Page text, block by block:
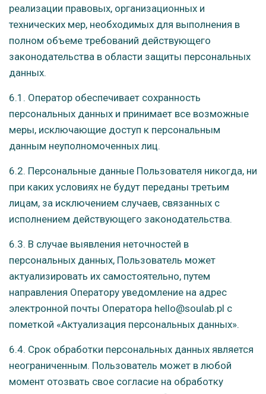
реализации правовых, организационных и
технических мер, необходимых для выполнения в
полном объеме требований действующего
законодательства в области защиты персональных
данных.
6.1. Оператор обеспечивает сохранность
персональных данных и принимает все возможные
меры, исключающие доступ к персональным
данным неуполномоченных лиц.
6.2. Персональные данные Пользователя никогда, ни
при каких условиях не будут переданы третьим
лицам, за исключением случаев, связанных с
исполнением действующего законодательства.
6.3. В случае выявления неточностей в
персональных данных, Пользователь может
актуализировать их самостоятельно, путем
направления Оператору уведомление на адрес
электронной почты Оператора hello@soulab.pl с
пометкой «Актуализация персональных данных».
6.4. Срок обработки персональных данных является
неограниченным. Пользователь может в любой
момент отозвать свое согласие на обработку